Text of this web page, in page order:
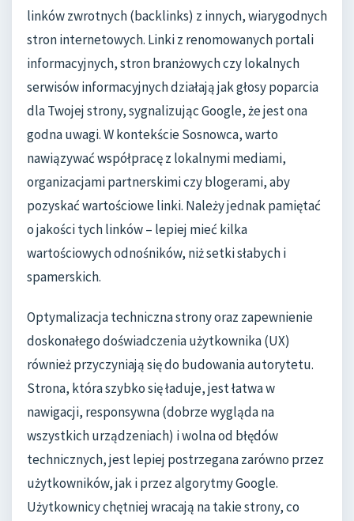
linków zwrotnych (backlinks) z innych, wiarygodnych
stron internetowych. Linki z renomowanych portali
informacyjnych, stron branżowych czy lokalnych
serwisów informacyjnych działają jak głosy poparcia
dla Twojej strony, sygnalizując Google, że jest ona
godna uwagi. W kontekście Sosnowca, warto
nawiązywać współpracę z lokalnymi mediami,
organizacjami partnerskimi czy blogerami, aby
pozyskać wartościowe linki. Należy jednak pamiętać
o jakości tych linków – lepiej mieć kilka
wartościowych odnośników, niż setki słabych i
spamerskich.
Optymalizacja techniczna strony oraz zapewnienie
doskonałego doświadczenia użytkownika (UX)
również przyczyniają się do budowania autorytetu.
Strona, która szybko się ładuje, jest łatwa w
nawigacji, responsywna (dobrze wygląda na
wszystkich urządzeniach) i wolna od błędów
technicznych, jest lepiej postrzegana zarówno przez
użytkowników, jak i przez algorytmy Google.
Użytkownicy chętniej wracają na takie strony, co